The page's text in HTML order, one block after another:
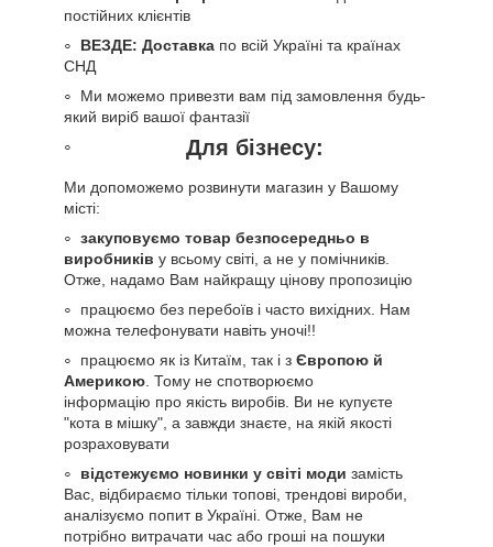
постійних клієнтів
ВЕЗДЕ: Доставка по всій Україні та країнах
СНД
Ми можемо привезти вам під замовлення будь-
який виріб вашої фантазії
Для бізнесу:
Ми допоможемо розвинути магазин у Вашому
місті:
закуповуємо товар безпосередньо в
виробників у всьому світі, а не у помічників.
Отже, надамо Вам найкращу цінову пропозицію
працюємо без перебоїв і часто вихідних. Нам
можна телефонувати навіть уночі!!
працюємо як із Китаїм, так і з Європою й
Америкою . Тому не спотворюємо
інформацію про якість виробів. Ви не купуєте
"кота в мішку", а завжди знаєте, на якій якості
розраховувати
відстежуємо новинки у світі моди замість
Вас, відбираємо тільки топові, трендові вироби,
аналізуємо попит в Україні. Отже, Вам не
потрібно витрачати час або гроші на пошуки